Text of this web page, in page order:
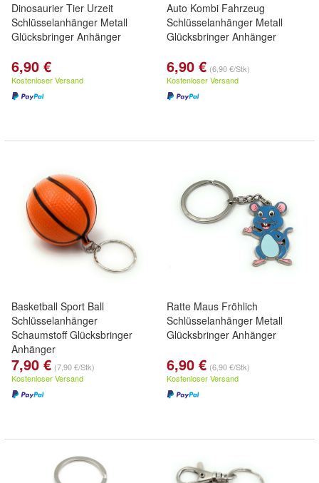
Dinosaurier Tier Urzeit
Schlüsselanhänger Metall
Glücksbringer Anhänger
6,90 €
Kostenloser Versand
Auto Kombi Fahrzeug
Schlüsselanhänger Metall
Glücksbringer Anhänger
6,90 € (6,90 €/Stk)
Kostenloser Versand
Basketball Sport Ball
Schlüsselanhänger
Schaumstoff Glücksbringer
Anhänger
7,90 € (7,90 €/Stk)
Kostenloser Versand
Ratte Maus Fröhlich
Schlüsselanhänger Metall
Glücksbringer Anhänger
6,90 € (6,90 €/Stk)
Kostenloser Versand